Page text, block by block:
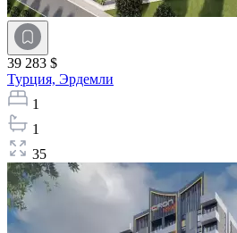
39 283 $
Турция, Эрдемли
1
1
35